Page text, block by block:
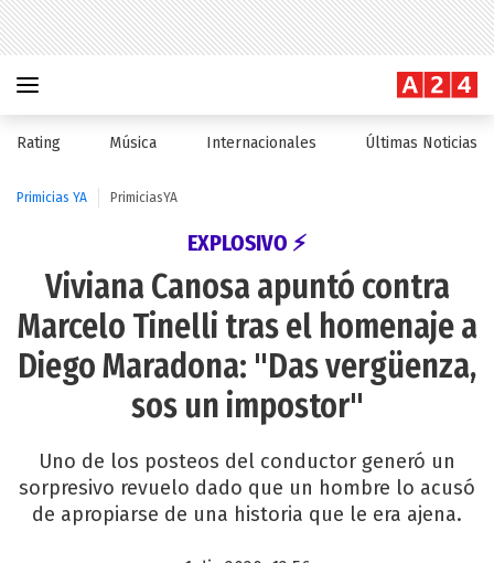
Rating Música Internacionales Últimas Noticias
Primicias YA PrimiciasYA
EXPLOSIVO ⚡
Viviana Canosa apuntó contra
Marcelo Tinelli tras el homenaje a
Diego Maradona: "Das vergüenza,
sos un impostor"
Uno de los posteos del conductor generó un
sorpresivo revuelo dado que un hombre lo acusó
de apropiarse de una historia que le era ajena.